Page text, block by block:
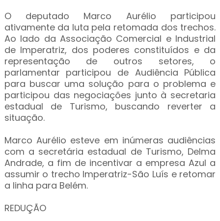
O deputado Marco Aurélio participou
ativamente da luta pela retomada dos trechos.
Ao lado da Associação Comercial e Industrial
de Imperatriz, dos poderes constituídos e da
representação de outros setores, o
parlamentar participou de Audiência Pública
para buscar uma solução para o problema e
participou das negociações junto à secretaria
estadual de Turismo, buscando reverter a
situação.
Marco Aurélio esteve em inúmeras audiências
com a secretária estadual de Turismo, Delma
Andrade, a fim de incentivar a empresa Azul a
assumir o trecho Imperatriz-São Luís e retomar
a linha para Belém.
REDUÇÃO